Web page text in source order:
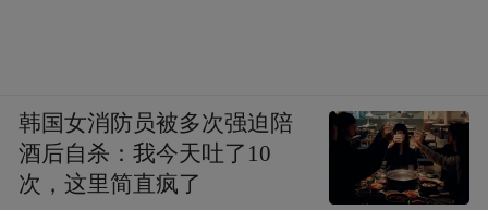
韩国女消防员被多次强迫陪
酒后自杀：我今天吐了10
次，这里简直疯了